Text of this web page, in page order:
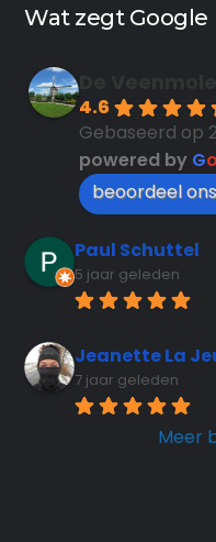
Wat zegt Google
4.6
Gebaseerd op
powered by Go
beoordeel
Paul Schuttel
5 jaar geleden
Jeanette La
7 jaar geleden
Meer